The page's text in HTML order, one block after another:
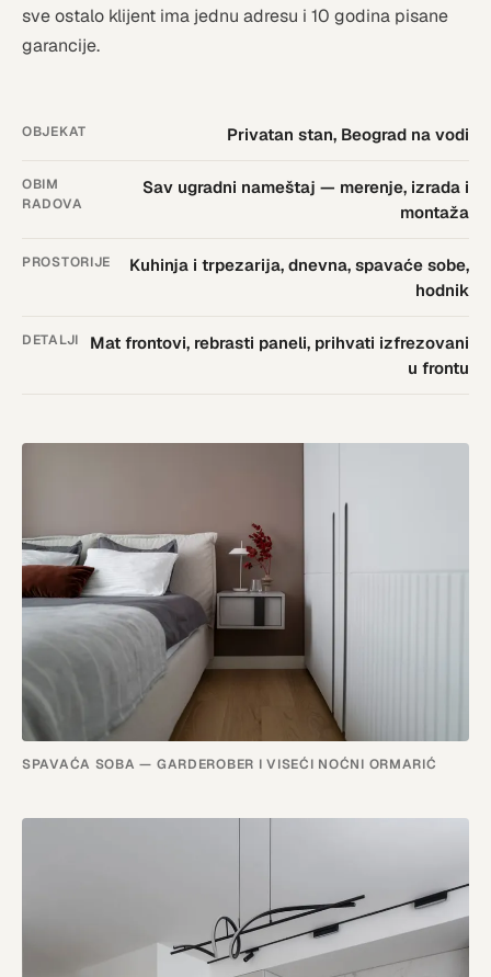
sve ostalo klijent ima jednu adresu i 10 godina pisane
garancije.
OBJEKAT Privatan stan, Beograd na vodi
OBIM
RADOVA
Sav ugradni nameštaj — merenje, izrada i
montaža
PROSTORIJE
Kuhinja i trpezarija, dnevna, spavaće sobe,
hodnik
DETALJI
Mat frontovi, rebrasti paneli, prihvati izfrezovani
u frontu
SPAVAĆA SOBA — GARDEROBER I VISEĆI NOĆNI ORMARIĆ